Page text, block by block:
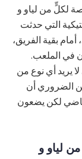
لكلٍّ من لياو و
التي حدثت
بقية الفريق،
في الملعب.
يريد أي نوع من
الضروري أن
لكن يضعون
لياو و